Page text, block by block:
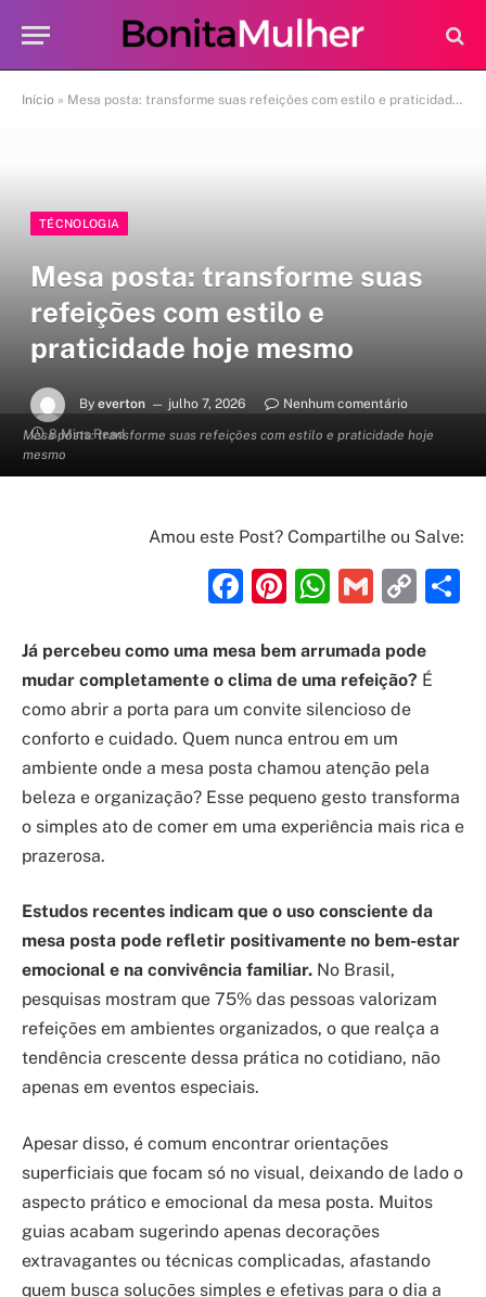
Início » Mesa posta: transforme suas refeições com estilo e praticidade hoje mesmo
Mesa posta: transforme suas refeições com estilo e praticidade hoje
mesmo
TÉCNOLOGIA
Mesa posta: transforme suas
refeições com estilo e
praticidade hoje mesmo
By everton julho 7, 2026
Nenhum comentário
8 Mins Read
Amou este Post? Compartilhe ou Salve:
Facebook
Pinterest
Gmail
Já percebeu como uma mesa bem arrumada pode
mudar completamente o clima de uma refeição? É
como abrir a porta para um convite silencioso de
conforto e cuidado. Quem nunca entrou em um
ambiente onde a mesa posta chamou atenção pela
beleza e organização? Esse pequeno gesto transforma
o simples ato de comer em uma experiência mais rica e
prazerosa.
Estudos recentes indicam que o uso consciente da
mesa posta pode refletir positivamente no bem-estar
emocional e na convivência familiar. No Brasil,
pesquisas mostram que 75% das pessoas valorizam
refeições em ambientes organizados, o que realça a
tendência crescente dessa prática no cotidiano, não
apenas em eventos especiais.
Apesar disso, é comum encontrar orientações
superficiais que focam só no visual, deixando de lado o
aspecto prático e emocional da mesa posta. Muitos
guias acabam sugerindo apenas decorações
extravagantes ou técnicas complicadas, afastando
quem busca soluções simples e efetivas para o dia a